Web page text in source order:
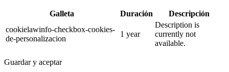
Galleta Duración
Descripción
cookielawinfo-checkbox-cookies-
de-personalizacion
1 year
Description is
currently not
available.
Guardar y aceptar